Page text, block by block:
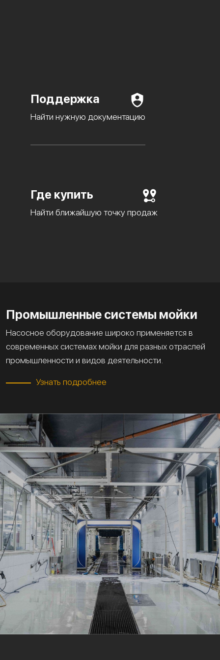
Поддержка
Найти нужную документацию
Где купить
Найти ближайшую точку продаж
Промышленные системы мойки
Насосное оборудование широко применяется в
современных системах мойки для разных отраслей
промышленности и видов деятельности.
Узнать подробнее